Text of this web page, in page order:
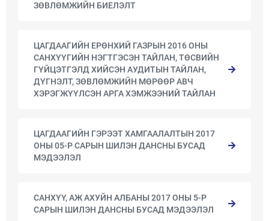
ЗӨВЛӨМЖИЙН БИЕЛЭЛТ
ЦАГДААГИЙН ЕРӨНХИЙ ГАЗРЫН 2016 ОНЫ
САНХҮҮГИЙН НЭГТГЭСЭН ТАЙЛАН, ТӨСВИЙН
ГҮЙЦЭТГЭЛД ХИЙСЭН АУДИТЫН ТАЙЛАН,
ДҮГНЭЛТ, ЗӨВЛӨМЖИЙН МӨРӨӨР АВЧ
ХЭРЭГЖҮҮЛСЭН АРГА ХЭМЖЭЭНИЙ ТАЙЛАН
ЦАГДААГИЙН ГЭРЭЭТ ХАМГААЛАЛТЫН 2017
ОНЫ 05-Р САРЫН ШИЛЭН ДАНСНЫ БУСАД
МЭДЭЭЛЭЛ
САНХҮҮ, АЖ АХУЙН АЛБАНЫ 2017 ОНЫ 5-Р
САРЫН ШИЛЭН ДАНСНЫ БУСАД МЭДЭЭЛЭЛ